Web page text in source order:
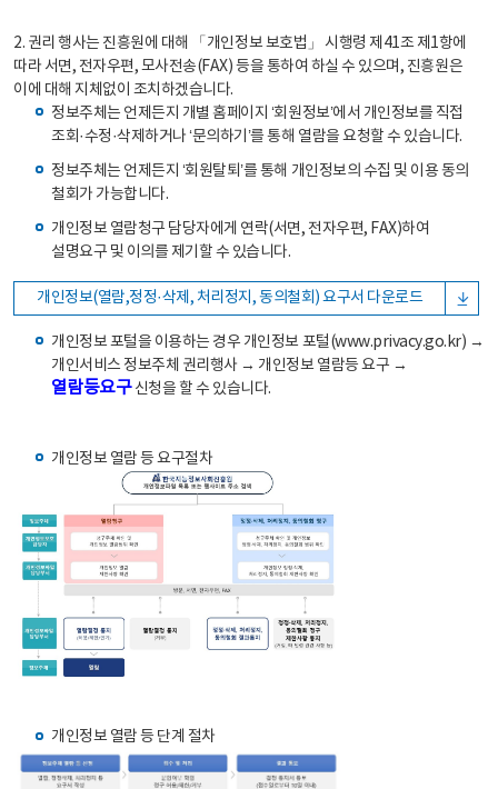
2. 권리 행사는 진흥원에 대해 「개인정보 보호법」 시행령 제41조 제1항에
따라 서면, 전자우편, 모사전송(FAX) 등을 통하여 하실 수 있으며, 진흥원은
이에 대해 지체없이 조치하겠습니다.
정보주체는 언제든지 개별 홈페이지 ‘회원정보’에서 개인정보를 직접
조회·수정·삭제하거나 ‘문의하기’를 통해 열람을 요청할 수 있습니다.
정보주체는 언제든지 ‘회원탈퇴’를 통해 개인정보의 수집 및 이용 동의
철회가 가능합니다.
개인정보 열람청구 담당자에게 연락(서면, 전자우편, FAX)하여
설명요구 및 이의를 제기할 수 있습니다.
개인정보(열람,정정·삭제, 처리정지, 동의철회) 요구서 다운로드
개인정보 포털을 이용하는 경우 개인정보 포털(www.privacy.go.kr) →
개인서비스 정보주체 권리행사 → 개인정보 열람등 요구 →
열람등요구신청을 할 수 있습니다.
개인정보 열람 등 요구절차
개인정보 열람 등 단계 절차